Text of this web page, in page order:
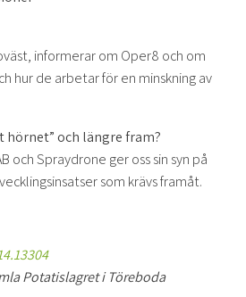
informerar om Oper8 och om
hur de arbetar för en minskning av
hörnet” och längre fram?
och Spraydrone ger oss sin syn på
som krävs framåt.
Potatislagret i Töreboda